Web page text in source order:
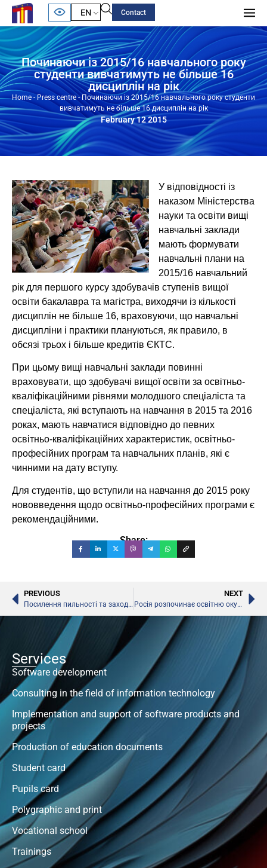
EN Contact
Починаючи із 2015/16 навчального року
студенти вивчатимуть не більше 16
дисциплін на рік
Home - Press centre-Починаючи із 2015/16 навчального року студенти
вивчатимуть не більше 16 дисциплін на рік
February 12 2015
У відповідності із
наказом Міністерства
науки та освіти вищі
навчальні заклади
мають формувати
навчальні плани на
2015/16 навчальний
рік для першого курсу здобувачів ступенів вищої
освіти бакалавра та магістра, виходячи із кількості
дисциплін не більше 16, враховуючи, що навчальні
дисципліни і практики плануються, як правило, в
обсязі трьох і більше кредитів ЄКТС.
При цьому вищі навчальні заклади повинні
враховувати, що здобувачі вищої освіти за освітньо-
кваліфікаційними рівнями молодшого спеціаліста та
спеціаліста, які вступають на навчання в 2015 та 2016
роках, мають навчатися відповідно до певних
освітньо-кваліфікаційних характеристик, освітньо-
професійних програм та навчальних планів, які є
чинними на дату вступу.
Для студентів, що вступили на навчання до 2015 року
нововведення щодо освітньо-професійних програми є
рекомендаційними.
Share:
PREVIOUS
Посилення пильності та заходів безпеки у навчальних закладах України
NEXT
Росія розпочинає освітню окупацію українських територій, захоплених сепаратистами
Services
Software development
Consulting in the field of information technology
Implementation and support of software products and
projects
Production of education documents
Student card
Pupils card
Polygraphic and print
Vocational school
Trainings